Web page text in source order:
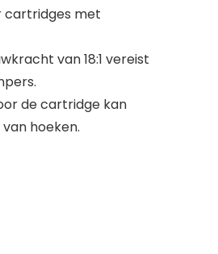
cartridges met
van 18:1 vereist
de cartridge kan
hoeken.